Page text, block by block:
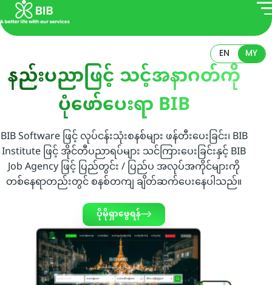
EN MY
နည်းပညာဖြင့် သင့်အနာဂတ်ကို
ပုံဖော်ပေးရာ BIB
BIB Software ဖြင့် လုပ်ငန်းသုံးစနစ်များ ဖန်တီးပေးခြင်း၊ BIB
Institute ဖြင့် အိုင်တီပညာရပ်များ သင်ကြားပေးခြင်းနှင့် BIB
Job Agency ဖြင့် ပြည်တွင်း / ပြည်ပ အလုပ်အကိုင်များကို
တစ်နေရာတည်းတွင် စနစ်တကျ ချိတ်ဆက်ပေးနေပါသည်။
ပိုမိုရှာဖွေရန်